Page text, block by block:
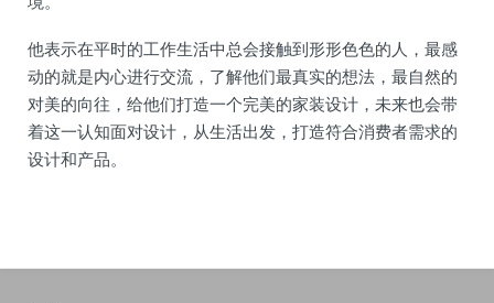
他表示在平时的工作生活中总会接触到形形色色的人，最感
动的就是内心进行交流，了解他们最真实的想法，最自然的
对美的向往，给他们打造一个完美的家装设计，未来也会带
着这一认知面对设计，从生活出发，打造符合消费者需求的
设计和产品。